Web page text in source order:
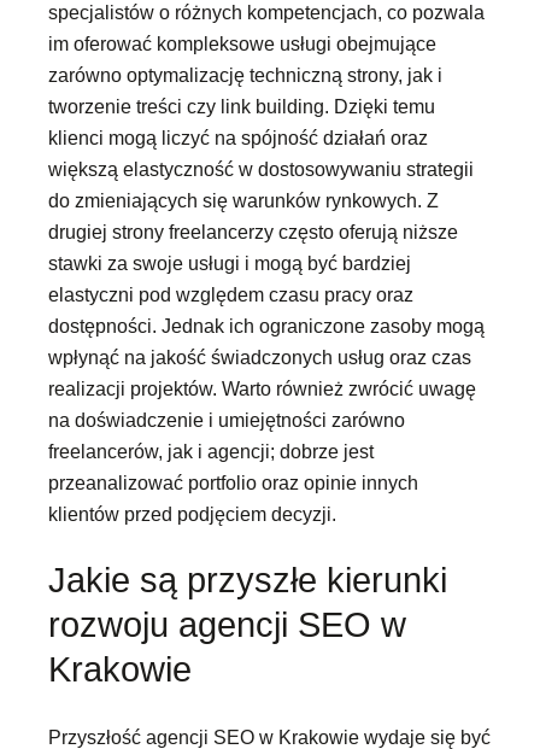
specjalistów o różnych kompetencjach, co pozwala
im oferować kompleksowe usługi obejmujące
zarówno optymalizację techniczną strony, jak i
tworzenie treści czy link building. Dzięki temu
klienci mogą liczyć na spójność działań oraz
większą elastyczność w dostosowywaniu strategii
do zmieniających się warunków rynkowych. Z
drugiej strony freelancerzy często oferują niższe
stawki za swoje usługi i mogą być bardziej
elastyczni pod względem czasu pracy oraz
dostępności. Jednak ich ograniczone zasoby mogą
wpłynąć na jakość świadczonych usług oraz czas
realizacji projektów. Warto również zwrócić uwagę
na doświadczenie i umiejętności zarówno
freelancerów, jak i agencji; dobrze jest
przeanalizować portfolio oraz opinie innych
klientów przed podjęciem decyzji.
Jakie są przyszłe kierunki
rozwoju agencji SEO w
Krakowie
Przyszłość agencji SEO w Krakowie wydaje się być